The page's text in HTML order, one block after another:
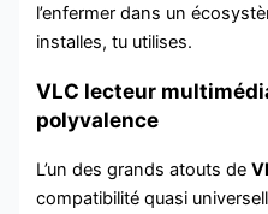
l’enfermer dans un
installes, tu utilises.
VLC lecteur
polyvalence
L’un des grands atouts de
compatibilité quasi